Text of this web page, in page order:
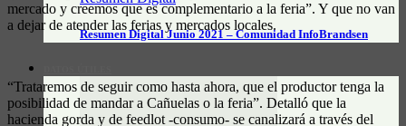
Resumen Digital Junio 2021 – Comunidad InfoBrandsen
mercado y creemos que es complementario a la feria”. Y que no van
a dejar de atender las ferias y mercados locales.
“Trataremos de seguir como hasta ahora, que el productor tenga la
posibilidad de mandar a Cañuelas o la feria”. Detalló que la
hacienda gorda y de feedlot -consumo- se canalizará a través del